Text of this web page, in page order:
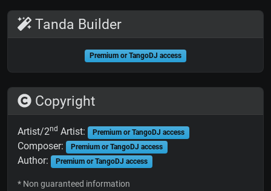
Tanda Builder
Premium or TangoDJ access
Copyright
Artist/2nd Artist: Premium or TangoDJ access
Composer: Premium or TangoDJ access
Author: Premium or TangoDJ access
* Non guaranteed information